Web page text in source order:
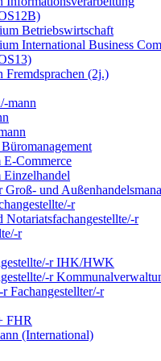
Betriebswirtschaft
International Business
Fremdsprachen (2j.)
mann
Commerce
und
r
Notariatsfachangestellte/-r
r
r IHK/HWK
r
Fachangestellter/-r
FHR
(International)